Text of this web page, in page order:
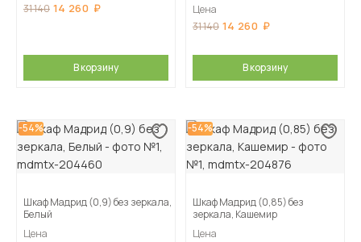
31 140 14 260
В корзину
Цена
31 140 14 260
В корзину
-54%
Шкаф Мадрид (0,9) без зеркала,
Белый
Цена
-54%
Шкаф Мадрид (0,85) без
зеркала, Кашемир
Цена